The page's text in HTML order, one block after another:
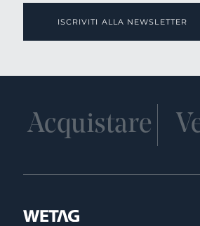
ISCRIVITI ALLA NEWSLETTER
Acquistare